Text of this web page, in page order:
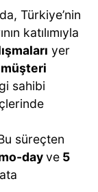
Türkiye’nin
katılımıyla
yer
sahibi
süreçten
dayve 5